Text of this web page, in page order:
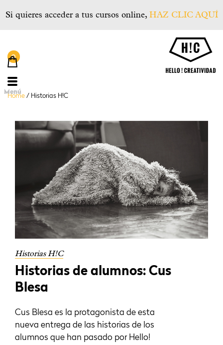
Si quieres acceder a tus cursos online, HAZ CLIC AQUÍ
Menú
Home / Historias H!C
Historias H!C
Historias de alumnos: Cus
Blesa
Cus Blesa es la protagonista de esta
nueva entrega de las historias de los
alumnos que han pasado por Hello!